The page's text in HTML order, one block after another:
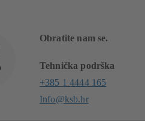
Obratite nam se.
Tehnička podrška
+385 1 4444 165
Info@ksb.hr